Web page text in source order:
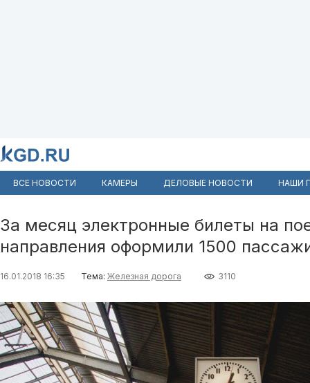
ВСЕ НОВОСТИ КАМЕРЫ ДЕЛОВЫЕ НОВОСТИ НАШИ
За месяц электронные билеты на
направления оформили 1500
16.01.2018 16:35 Тема: Железная дорога 3110